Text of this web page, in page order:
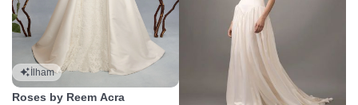
İlham
Roses by Reem Acra